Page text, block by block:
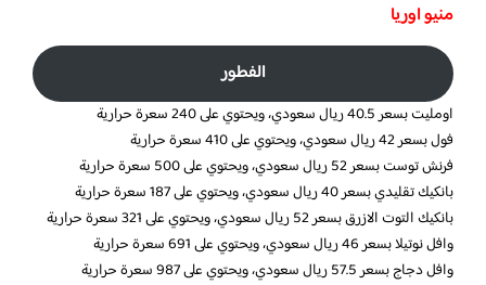
منيو اوريا
الفطور
اومليت بسعر 40.5 ريال سعودي، ويحتوي على 240 سعرة حرارية
فول بسعر 42 ريال سعودي، ويحتوي على 410 سعرة حرارية
فرنش توست بسعر 52 ريال سعودي، ويحتوي على 500 سعرة حرارية
بانكيك تقليدي بسعر 40 ريال سعودي، ويحتوي على 187 سعرة حرارية
بانكيك التوت الازرق بسعر 52 ريال سعودي، ويحتوي على 321 سعرة حرارية
وافل نوتيلا بسعر 46 ريال سعودي، ويحتوي على 691 سعرة حرارية
وافل دجاج بسعر 57.5 ريال سعودي، ويحتوي على 987 سعرة حرارية